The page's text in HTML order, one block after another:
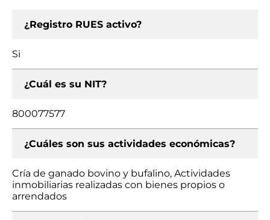
¿Registro RUES activo?
Si
¿Cuál es su NIT?
800077577
¿Cuáles son sus actividades económicas?
Cría de ganado bovino y bufalino, Actividades
inmobiliarias realizadas con bienes propios o
arrendados